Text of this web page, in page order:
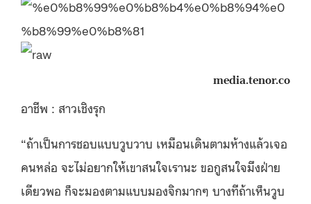
media.tenor.co
อาชีพ : สาวเชิงรุก
“ถ้าเป็นการชอบแบบวูบวาบ เหมือนเดินตามห้างแล้วเจอ
คนหล่อ จะไม่อยากให้เขาสนใจเรานะ ขอกูสนใจมึงฝ่าย
เดียวพอ ก็จะมองตามแบบมองจิกมากๆ บางทีถ้าเห็นวูบ